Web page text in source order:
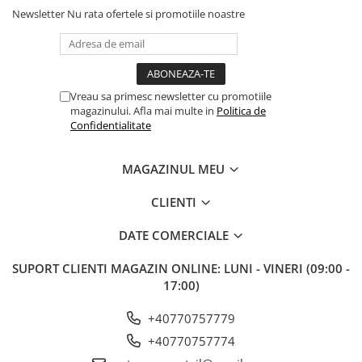
Newsletter Nu rata ofertele si promotiile noastre
Vreau sa primesc newsletter cu promotiile
magazinului. Afla mai multe in Politica de
Confidentialitate
MAGAZINUL MEU
CLIENTI
DATE COMERCIALE
SUPORT CLIENTI MAGAZIN ONLINE: LUNI - VINERI (09:00 -
17:00)
+40770757779
+40770757774